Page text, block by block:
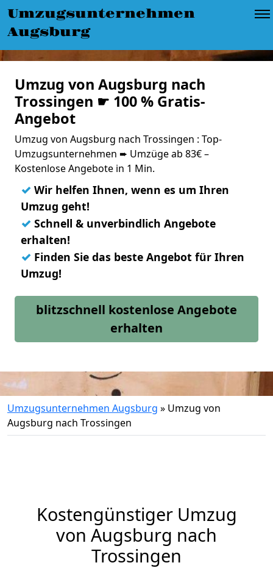
Umzugsunternehmen
Augsburg
Umzug von Augsburg nach
Trossingen ☛ 100 % Gratis-
Angebot
Umzug von Augsburg nach Trossingen : Top-
Umzugsunternehmen ➨ Umzüge ab 83€ –
Kostenlose Angebote in 1 Min.
✓ Wir helfen Ihnen, wenn es um Ihren
Umzug geht!
✓ Schnell & unverbindlich Angebote
erhalten!
✓ Finden Sie das beste Angebot für Ihren
Umzug!
blitzschnell kostenlose Angebote
erhalten
Umzugsunternehmen Augsburg » Umzug von
Augsburg nach Trossingen
Kostengünstiger Umzug
von Augsburg nach
Trossingen